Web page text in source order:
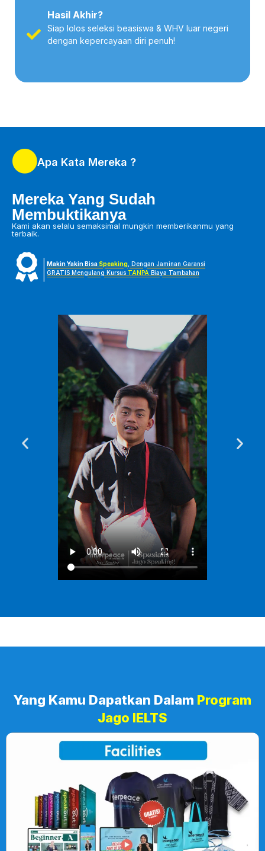
Hasil Akhir?
Siap lolos seleksi beasiswa & WHV luar negeri
dengan kepercayaan diri penuh!
Apa Kata Mereka ?
Mereka Yang Sudah
Membuktikanya
Kami akan selalu semaksimal mungkin memberikanmu yang
terbaik.
| Makin Yakin Bisa Speaking , Dengan Jaminan Garansi
GRATIS Mengulang Kursus TANPA Biaya Tambahan
Yang Kamu Dapatkan Dalam Program
Jago IELTS